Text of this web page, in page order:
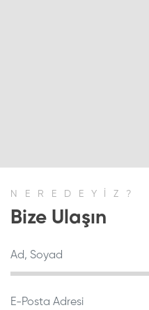
NEREDEYİZ?
Bize Ulaşın